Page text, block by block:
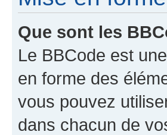
Que sont les
Le BBCode est
en forme des
vous pouvez
dans chacun de